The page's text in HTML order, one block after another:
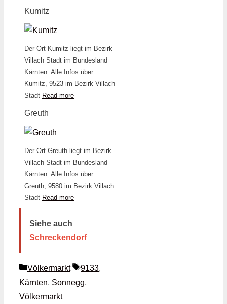
Kumitz
Der Ort Kumitz liegt im Bezirk
Villach Stadt im Bundesland
Kärnten. Alle Infos über
Kumitz, 9523 im Bezirk Villach
Stadt Read more
Greuth
Der Ort Greuth liegt im Bezirk
Villach Stadt im Bundesland
Kärnten. Alle Infos über
Greuth, 9580 im Bezirk Villach
Stadt Read more
Siehe auch
Schreckendorf
Kategorien
Völkermarkt Schlagwörter
9133,
Kärnten, Sonnegg,
Völkermarkt